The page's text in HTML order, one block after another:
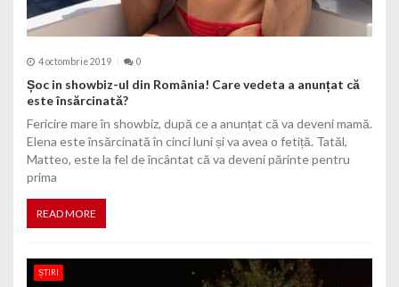
4 octombrie 2019 0
Șoc in showbiz-ul din România! Care vedeta a anunțat că
este însărcinată?
Fericire mare în showbiz, după ce a anunțat că va deveni mamă.
Elena este însărcinată în cinci luni și va avea o fetiță. Tatăl,
Matteo, este la fel de încântat că va deveni părinte pentru
prima
READ MORE
ȘTIRI